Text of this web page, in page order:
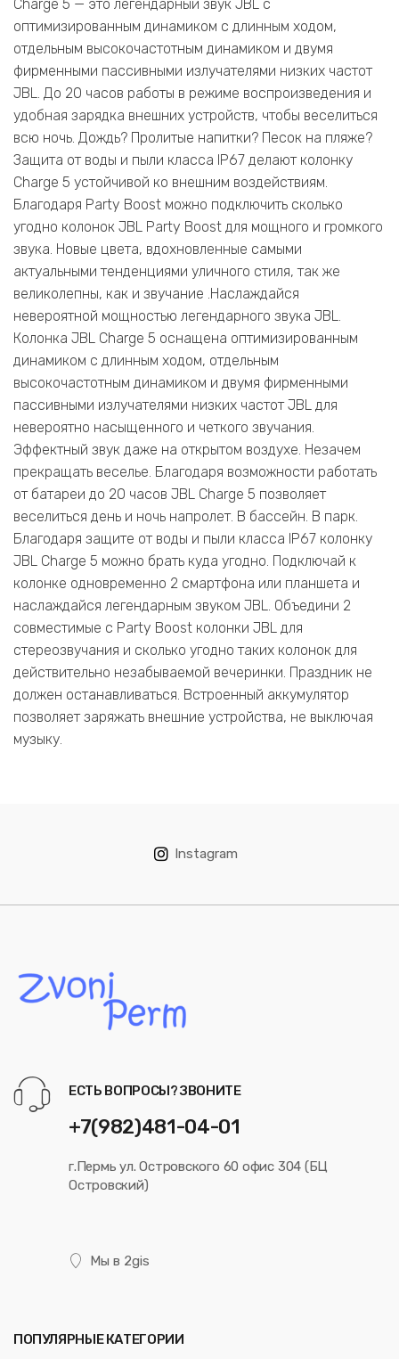
Charge 5 — это легендарный звук JBL с
оптимизированным динамиком с длинным ходом,
отдельным высокочастотным динамиком и двумя
фирменными пассивными излучателями низких частот
JBL. До 20 часов работы в режиме воспроизведения и
удобная зарядка внешних устройств, чтобы веселиться
всю ночь. Дождь? Пролитые напитки? Песок на пляже?
Защита от воды и пыли класса IP67 делают колонку
Charge 5 устойчивой ко внешним воздействиям.
Благодаря Party Boost можно подключить сколько
угодно колонок JBL Party Boost для мощного и громкого
звука. Новые цвета, вдохновленные самыми
актуальными тенденциями уличного стиля, так же
великолепны, как и звучание .Наслаждайся
невероятной мощностью легендарного звука JBL.
Колонка JBL Charge 5 оснащена оптимизированным
динамиком с длинным ходом, отдельным
высокочастотным динамиком и двумя фирменными
пассивными излучателями низких частот JBL для
невероятно насыщенного и четкого звучания.
Эффектный звук даже на открытом воздухе. Незачем
прекращать веселье. Благодаря возможности работать
от батареи до 20 часов JBL Charge 5 позволяет
веселиться день и ночь напролет. В бассейн. В парк.
Благодаря защите от воды и пыли класса IP67 колонку
JBL Charge 5 можно брать куда угодно. Подключай к
колонке одновременно 2 смартфона или планшета и
наслаждайся легендарным звуком JBL. Объедини 2
совместимые с Party Boost колонки JBL для
стереозвучания и сколько угодно таких колонок для
действительно незабываемой вечеринки. Праздник не
должен останавливаться. Встроенный аккумулятор
позволяет заряжать внешние устройства, не выключая
музыку.
Instagram
ЕСТЬ ВОПРОСЫ? ЗВОНИТЕ
+7(982)481-04-01
г.Пермь ул. Островского 60 офис 304 (БЦ
Островский)
Мы в 2gis
ПОПУЛЯРНЫЕ КАТЕГОРИИ